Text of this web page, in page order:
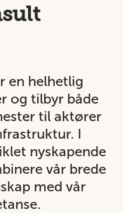
en helhetlig
og tilbyr både
til aktører
I
nyskapende
vår brede
med vår